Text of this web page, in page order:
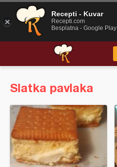
Slatka pavlaka
Recepti - Kuvar
Recepti.com
Besplatna - Google Play